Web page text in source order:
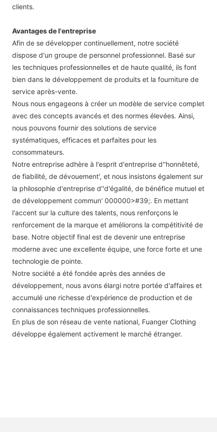
clients.
Avantages de l'entreprise
Afin de se développer continuellement, notre société
dispose d'un groupe de personnel professionnel. Basé sur
les techniques professionnelles et de haute qualité, ils font
bien dans le développement de produits et la fourniture de
service après-vente.
Nous nous engageons à créer un modèle de service complet
avec des concepts avancés et des normes élevées. Ainsi,
nous pouvons fournir des solutions de service
systématiques, efficaces et parfaites pour les
consommateurs.
Notre entreprise adhère à l'esprit d'entreprise d''honnêteté,
de fiabilité, de dévouement', et nous insistons également sur
la philosophie d'entreprise d''d'égalité, de bénéfice mutuel et
de développement commun' 000000>#39;. En mettant
l'accent sur la culture des talents, nous renforçons le
renforcement de la marque et améliorons la compétitivité de
base. Notre objectif final est de devenir une entreprise
moderne avec une excellente équipe, une force forte et une
technologie de pointe.
Notre société a été fondée après des années de
développement, nous avons élargi notre portée d'affaires et
accumulé une richesse d'expérience de production et de
connaissances techniques professionnelles.
En plus de son réseau de vente national, Fuanger Clothing
développe également activement le marché étranger.